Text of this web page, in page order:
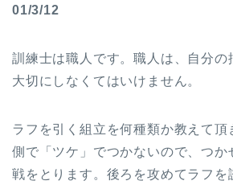
01/3/12
訓練士は職人です。職人は、自分の
大切にしなくてはいけません。
ラフを引く組立を何種類か教えて頂
側で「ツケ」でつかないので、つか
戦をとります。後ろを攻めてラフを